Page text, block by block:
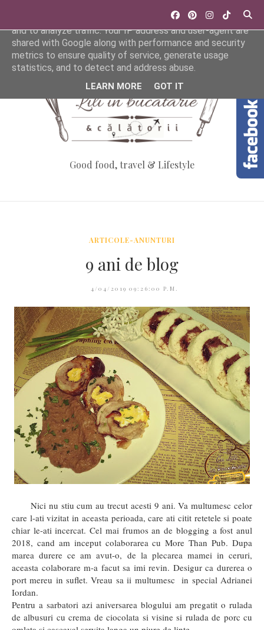
Good food, travel & Lifestyle
ARTICOLE-ANUNTURI
9 ani de blog
4/04/2019 09:26:00 P.M.
Nici nu stiu cum au trecut acesti 9 ani. Va multumesc celor
care l-ati vizitat in aceasta perioada, care ati citit retetele si poate
chiar le-ati incercat. Cel mai frumos an de blogging a fost anul
2018, cand am inceput colaborarea cu More Than Pub. Dupa
marea durere ce am avut-o, de la plecarea mamei in ceruri,
aceasta colaborare m-a facut sa imi revin. Desigur ca durerea o
port mereu in suflet. Vreau sa ii multumesc in special Adrianei
Iordan.
Pentru a sarbatori azi aniversarea blogului am pregatit o rulada
de albusuri cu crema de ciocolata si visine si rulada de porc cu
This site uses cookies from Google to deliver its services
and to analyze traffic. Your IP address and user-agent are
shared with Google along with performance and security
metrics to ensure quality of service, generate usage
statistics, and to detect and address abuse.
LEARN MORE GOT IT